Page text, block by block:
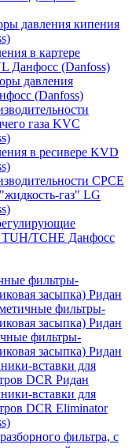
давления кипения
в картере
Данфосс (Danfoss)
давления
(Danfoss)
газа KVC
в ресивере KVD
CPCE
газ" LG
TUH/TCHE Данфосс
фильтры-
засыпка) Ридан
фильтры-
засыпка) Ридан
фильтры-
засыпка) Ридан
вставки для
DCR Ридан
вставки для
DCR Eliminator
фильтра, с